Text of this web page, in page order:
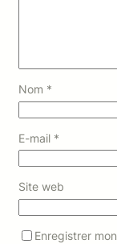
Nom *
E-mail *
Site web
Enregistrer